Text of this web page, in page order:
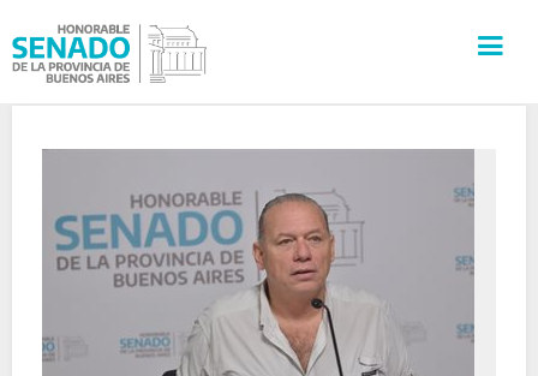
INSTITUCIÓN
SECRETARÍAS
PRENSA
CULTURA